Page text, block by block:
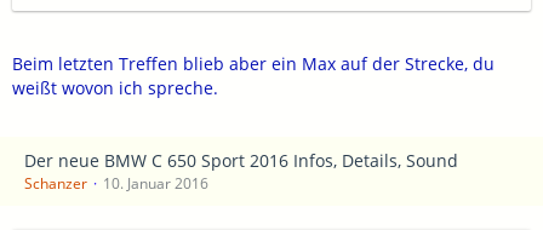
Beim letzten Treffen blieb aber ein Max auf der Strecke, du
weißt wovon ich spreche.
Der neue BMW C 650 Sport 2016 Infos, Details, Sound
Schanzer 10. Januar 2016